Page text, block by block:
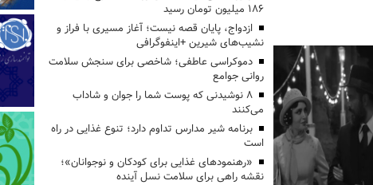
۱۸۶ میلیون تومان رسید
ازدواج، پایان قصه نیست؛ آغاز مسیری با فراز و
نشیب‌های شیرین +اینفوگرافی
دموکراسی عاطفی؛ شاخصی برای سنجش سلامت
روانی جوامع
۸ نوشیدنی که پوست شما را جوان و شاداب
می‌کنند
برنامه شیر مدارس تداوم دارد؛ تنوع غذایی در راه
است
«رهنمودهای غذایی برای کودکان و نوجوانان»؛
نقشه راهی برای سلامت نسل آینده